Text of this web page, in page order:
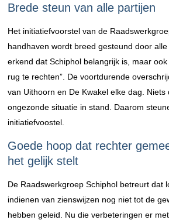
Brede steun van alle partijen
Het initiatiefvoorstel van de
handhaven wordt breed gesteund door
erkend dat Schiphol belangrijk is, maar
rug te rechten”. De voortdurende
van Uithoorn en De Kwakel elke dag. Niets
ongezonde situatie in stand. Daarom
initiatiefvoostel.
Goede hoop dat rechter
het gelijk stelt
De Raadswerkgroep Schiphol betreurt dat
indienen van zienswijzen nog niet tot de
hebben geleid. Nu die verbeteringen er